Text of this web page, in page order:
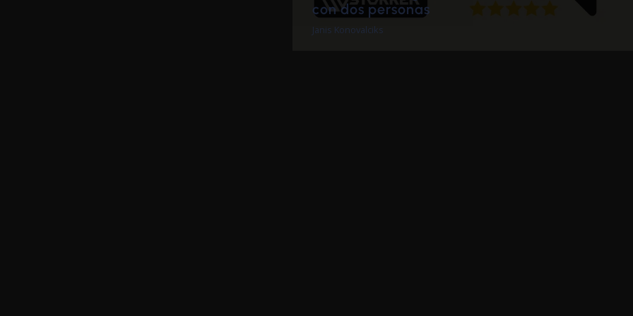
"Para los gerentes de logística, Cargoson es la
principal herramienta de trabajo durante